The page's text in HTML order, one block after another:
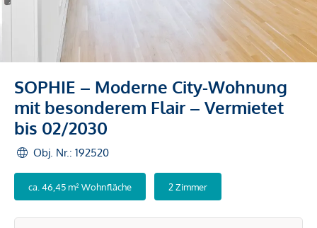
SOPHIE – Moderne City-Wohnung
mit besonderem Flair – Vermietet
bis 02/2030
Obj. Nr.: 192520
ca. 46,45 m² Wohnfläche 2 Zimmer